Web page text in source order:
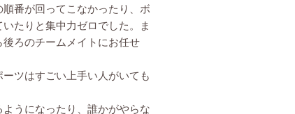
番が回ってこなかったり、ボ
たりと集中力ゼロでした。ま
ろのチームメイトにお任せ
ツはすごい上手い人がいても
うになったり、誰かがやらな